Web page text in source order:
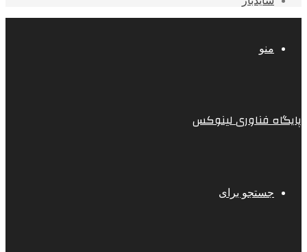
منو
پایگاه فناوری لینوکس
جستجو برای